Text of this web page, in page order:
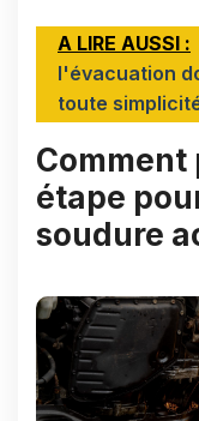
A LIRE AUSSI :
l'évacuation
toute
Comment
étape
soudure